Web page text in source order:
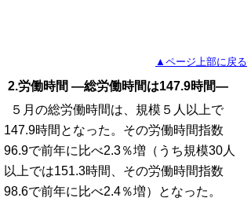
▲ページ上部に戻る
2.労働時間 ―総労働時間は147.9時間―
５月の総労働時間は、規模５人以上で
147.9時間となった。その労働時間指数
96.9で前年に比べ2.3％増（うち規模30人
以上では151.3時間、その労働時間指数
98.6で前年に比べ2.4％増）となった。